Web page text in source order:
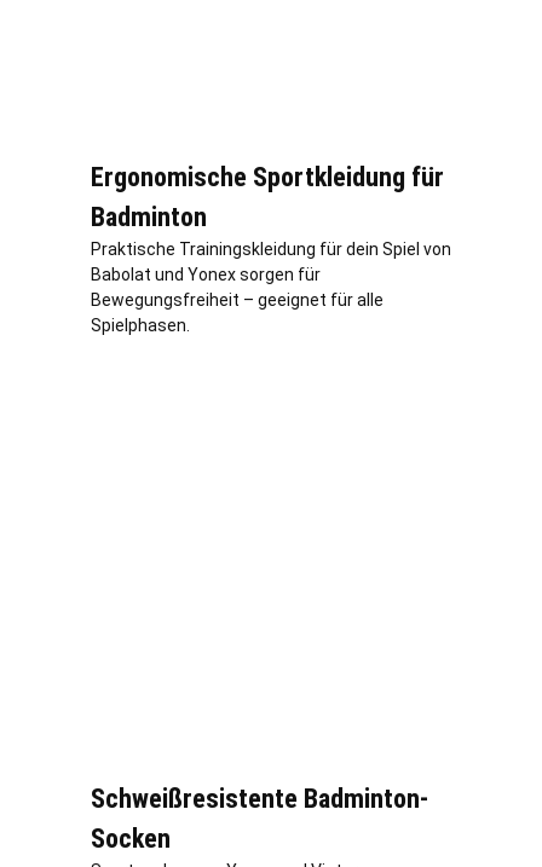
Ergonomische Sportkleidung für
Badminton
Praktische Trainingskleidung für dein Spiel von
Babolat und Yonex sorgen für
Bewegungsfreiheit – geeignet für alle
Spielphasen.
Schweißresistente Badminton-
Socken